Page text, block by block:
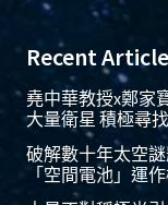
Recent
堯中華教授x鄭家
大量衛星 積極尋
破解數十年太空
「空間電池」運